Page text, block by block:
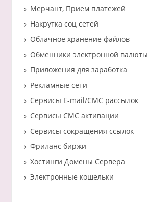
Мерчант, Прием платежей
Накрутка соц сетей
Облачное хранение файлов
Обменники электронной валюты
Приложения для заработка
Рекламные сети
Сервисы E-mail/СМС рассылок
Сервисы СМС активации
Сервисы сокращения ссылок
Фриланс биржи
Хостинги Домены Сервера
Электронные кошельки